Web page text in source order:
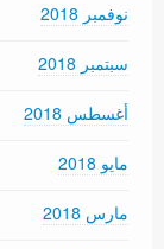
نوفمبر 2018
سبتمبر 2018
أغسطس 2018
مايو 2018
مارس 2018